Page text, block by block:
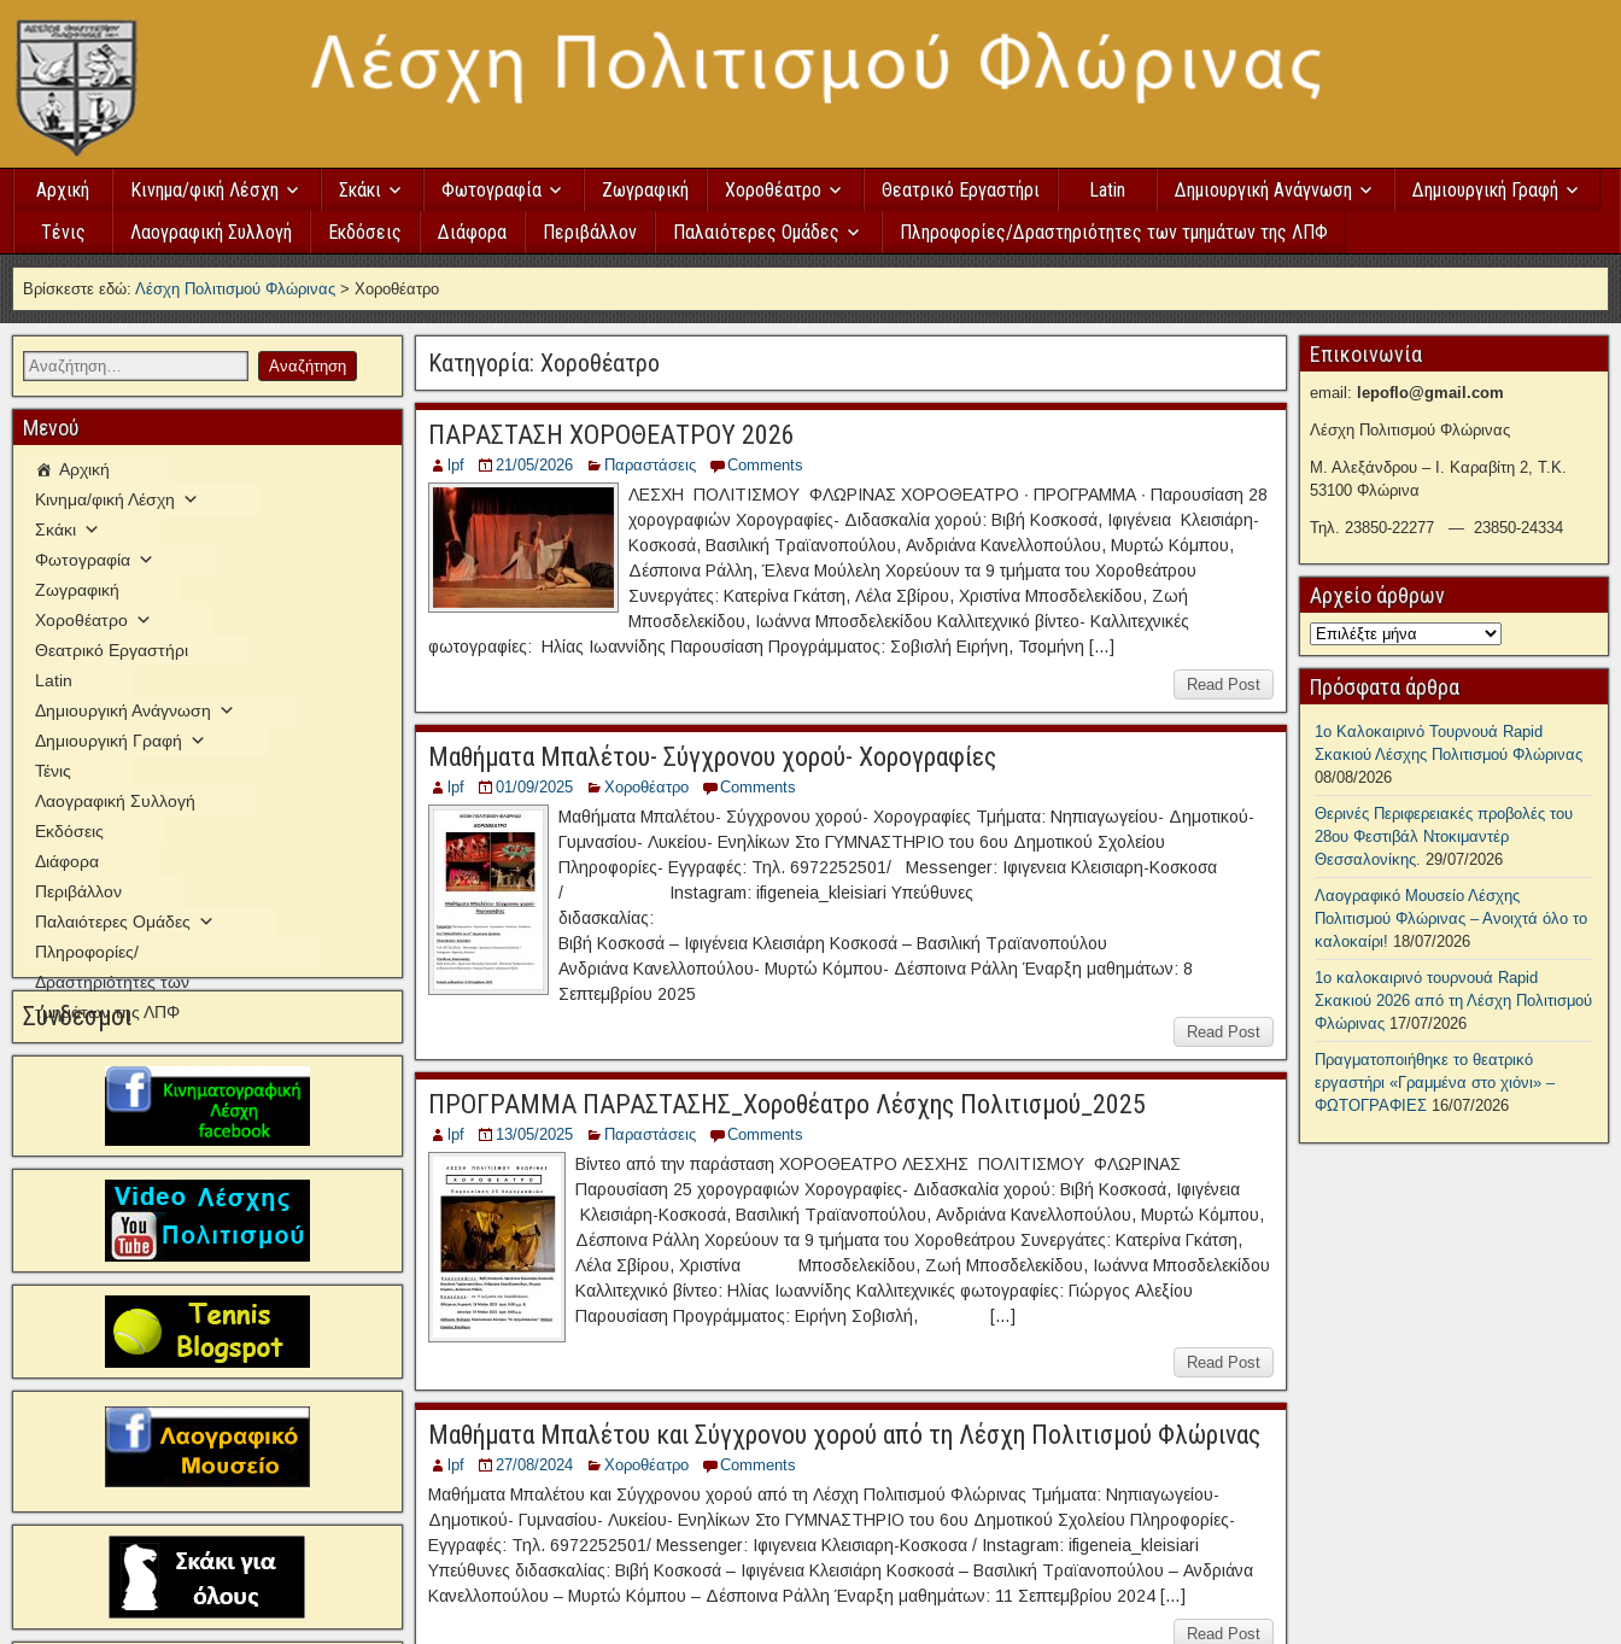
Αρχική Κινημα/φική Λέσχη Σκάκι Φωτογραφία Ζωγραφική Χοροθέατρο Θεατρικό Εργαστήρι Latin Δημιουργική Ανάγνωση
Δημιουργική Γραφή
Τένις
Λαογραφική Συλλογή Εκδόσεις Διάφορα Περιβάλλον Παλαιότερες Ομάδες Πληροφορίες/Δραστηριότητες των τμημάτων της ΛΠΦ
Βρίσκεστε εδώ: Λέσχη Πολιτισμού Φλώρινας > Χοροθέατρο
Κατηγορία: Χοροθέατρο
ΠΑΡΑΣΤΑΣΗ ΧΟΡΟΘΕΑΤΡΟΥ 2026
lpf 21/05/2026 Παραστάσεις Comments
ΛΕΣΧΗ ΠΟΛΙΤΙΣΜΟΥ ΦΛΩΡΙΝΑΣ ΧΟΡΟΘΕΑΤΡΟ ∙ ΠΡΟΓΡΑΜΜΑ ∙ Παρουσίαση 28
χορογραφιών Χορογραφίες- Διδασκαλία χορού: Βιβή Κοσκοσά, Ιφιγένεια Κλεισιάρη-
Κοσκοσά, Βασιλική Τραϊανοπούλου, Ανδριάνα Κανελλοπούλου, Μυρτώ Κόμπου,
Δέσποινα Ράλλη, Έλενα Μούλελη Χορεύουν τα 9 τμήματα του Χοροθεάτρου
Συνεργάτες: Κατερίνα Γκάτση, Λέλα Σβίρου, Χριστίνα Μποσδελεκίδου, Ζωή
Μποσδελεκίδου, Ιωάννα Μποσδελεκίδου Καλλιτεχνικό βίντεο- Καλλιτεχνικές
φωτογραφίες: Ηλίας Ιωαννίδης Παρουσίαση Προγράμματος: Σοβισλή Ειρήνη, Τσομήνη […]
Read Post
Μαθήματα Μπαλέτου- Σύγχρονου χορού- Χορογραφίες
lpf 01/09/2025 Χοροθέατρο Comments
Μαθήματα Μπαλέτου- Σύγχρονου χορού- Χορογραφίες Τμήματα: Νηπιαγωγείου- Δημοτικού-
Γυμνασίου- Λυκείου- Ενηλίκων Στο ΓΥΜΝΑΣΤΗΡΙΟ του 6ου Δημοτικού Σχολείου
Πληροφορίες- Εγγραφές: Τηλ. 6972252501/ Messenger: Ιφιγενεια Κλεισιαρη-Κοσκοσα
/ Instagram: ifigeneia_kleisiari Υπεύθυνες
διδασκαλίας:
Βιβή Κοσκοσά – Ιφιγένεια Κλεισιάρη Κοσκοσά – Βασιλική Τραϊανοπούλου
Ανδριάνα Κανελλοπούλου- Μυρτώ Κόμπου- Δέσποινα Ράλλη Έναρξη μαθημάτων: 8
Σεπτεμβρίου 2025
Read Post
ΠΡΟΓΡΑΜΜΑ ΠΑΡΑΣΤΑΣΗΣ_Χοροθέατρο Λέσχης Πολιτισμού_2025
lpf 13/05/2025 Παραστάσεις Comments
Βίντεο από την παράσταση ΧΟΡΟΘΕΑΤΡΟ ΛΕΣΧΗΣ ΠΟΛΙΤΙΣΜΟΥ ΦΛΩΡΙΝΑΣ
Παρουσίαση 25 χορογραφιών Χορογραφίες- Διδασκαλία χορού: Βιβή Κοσκοσά, Ιφιγένεια
Κλεισιάρη-Κοσκοσά, Βασιλική Τραϊανοπούλου, Ανδριάνα Κανελλοπούλου, Μυρτώ Κόμπου,
Δέσποινα Ράλλη Χορεύουν τα 9 τμήματα του Χοροθεάτρου Συνεργάτες: Κατερίνα Γκάτση,
Λέλα Σβίρου, Χριστίνα Μποσδελεκίδου, Ζωή Μποσδελεκίδου, Ιωάννα Μποσδελεκίδου
Καλλιτεχνικό βίντεο: Ηλίας Ιωαννίδης Καλλιτεχνικές φωτογραφίες: Γιώργος Αλεξίου
Παρουσίαση Προγράμματος: Ειρήνη Σοβισλή, […]
Read Post
Μαθήματα Μπαλέτου και Σύγχρονου χορού από τη Λέσχη Πολιτισμού Φλώρινας
lpf 27/08/2024 Χοροθέατρο Comments
Μαθήματα Μπαλέτου και Σύγχρονου χορού από τη Λέσχη Πολιτισμού Φλώρινας Τμήματα: Νηπιαγωγείου-
Δημοτικού- Γυμνασίου- Λυκείου- Ενηλίκων Στο ΓΥΜΝΑΣΤΗΡΙΟ του 6ου Δημοτικού Σχολείου Πληροφορίες-
Εγγραφές: Τηλ. 6972252501/ Messenger: Ιφιγενεια Κλεισιαρη-Κοσκοσα / Instagram: ifigeneia_kleisiari
Υπεύθυνες διδασκαλίας: Βιβή Κοσκοσά – Ιφιγένεια Κλεισιάρη Κοσκοσά – Βασιλική Τραϊανοπούλου – Ανδριάνα
Κανελλοπούλου – Μυρτώ Κόμπου – Δέσποινα Ράλλη Έναρξη μαθημάτων: 11 Σεπτεμβρίου 2024 […]
Read Post
Μενού
Αρχική
Κινημα/φική Λέσχη
Σκάκι
Φωτογραφία
Ζωγραφική
Χοροθέατρο
Θεατρικό Εργαστήρι
Latin
Δημιουργική Ανάγνωση
Δημιουργική Γραφή
Τένις
Λαογραφική Συλλογή
Εκδόσεις
Διάφορα
Περιβάλλον
Παλαιότερες Ομάδες
Πληροφορίες/
Δραστηριότητες των
τμημάτων της ΛΠΦ
Σύνδεσμοι
Επικοινωνία
email: lepoflo@gmail.com
Λέσχη Πολιτισμού Φλώρινας
Μ. Αλεξάνδρου – Ι. Καραβίτη 2, Τ.Κ.
53100 Φλώρινα
Τηλ. 23850-22277 — 23850-24334
Αρχείο άρθρων
Πρόσφατα άρθρα
1ο Καλοκαιρινό Τουρνουά Rapid
Σκακιού Λέσχης Πολιτισμού Φλώρινας
08/08/2026
Θερινές Περιφερειακές προβολές του
28ου Φεστιβάλ Ντοκιμαντέρ
Θεσσαλονίκης. 29/07/2026
Λαογραφικό Μουσείο Λέσχης
Πολιτισμού Φλώρινας – Ανοιχτά όλο το
καλοκαίρι! 18/07/2026
1ο καλοκαιρινό τουρνουά Rapid
Σκακιού 2026 από τη Λέσχη Πολιτισμού
Φλώρινας 17/07/2026
Πραγματοποιήθηκε το θεατρικό
εργαστήρι «Γραμμένα στο χιόνι» –
ΦΩΤΟΓΡΑΦΙΕΣ 16/07/2026